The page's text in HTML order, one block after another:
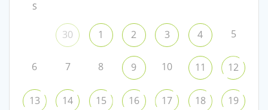
S
30 1 2 3 4 5
6 7 8 9 10 11 12
13 14 15 16 17 18 19